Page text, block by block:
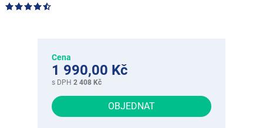
Cena
1 990,00 Kč
s DPH 2 408 Kč
OBJEDNAT